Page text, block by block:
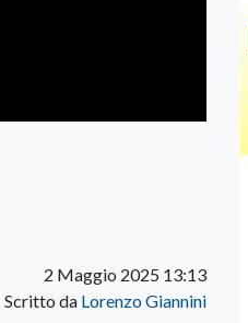
2 Maggio 2025 13:13
Scritto da Lorenzo Giannini